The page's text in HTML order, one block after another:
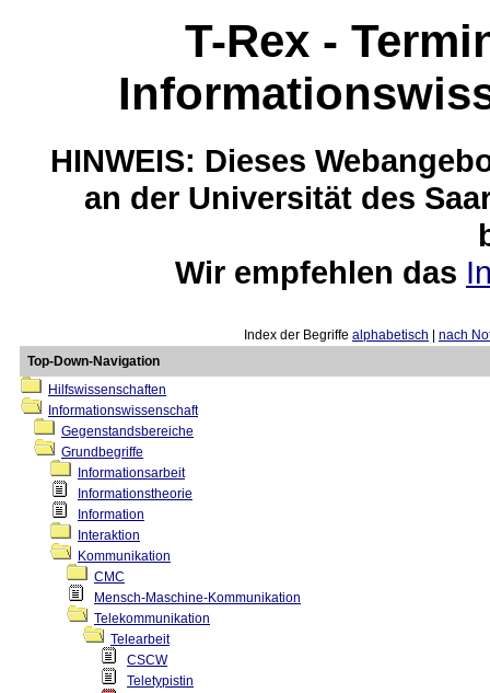
T-Rex -
HINWEIS: Dieses
an der Universität des
Wir empfehlen das
Index der Begriffe alphabetisch
nach
Top-Down-Navigation
Hilfswissenschaften
Informationswissenschaft
Gegenstandsbereiche
Grundbegriffe
Informationsarbeit
Informationstheorie
Information
Interaktion
Kommunikation
CMC
Mensch-Maschine-Kommunikation
Telekommunikation
Telearbeit
CSCW
Teletypistin